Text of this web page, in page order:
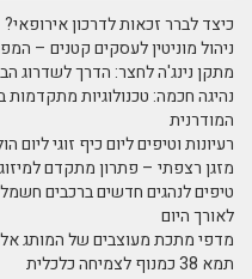
כיצד לברר זכאות לדרכון אירופאי?
ניהול מוניטין לעסקים קטנים –
מתקן נינג'ה לחצר: הדרך לשדרוג
המודרנית
רעיונות וטיפים ליום כיף זוגי
מזגן רצפתי – פתרון מתקדם
טיפים לנהגים חדשים ברכבים
לאורך היום
מדפי מתכת מעוצבים של המותג
תמא 38 כמנוף לצמיחה כלכלית